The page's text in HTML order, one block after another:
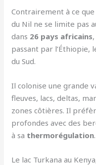
Contrairement à ce
du Nil ne se limite pas
dans 26 pays africains
passant par l’Éthiopie,
du Sud.
Il colonise une grande
fleuves, lacs, deltas,
zones côtières. Il
profondes avec des
à sa thermorégulation.
Le lac Turkana au